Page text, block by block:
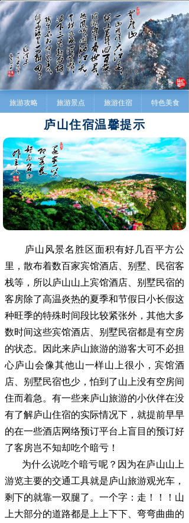
旅游攻略 旅游景点 旅游住宿 特色美食
庐山住宿温馨提示
庐山风景名胜区面积有好几百平方公
里，散布着数百家宾馆酒店、别墅、民宿客
栈等，所以庐山山上宾馆酒店、别墅民宿的
客房除了高温炎热的夏季和节假日小长假这
种旺季的特殊时间段比较紧张外，其他大多
数时间这些宾馆酒店、别墅民宿都是有空房
的状态。因此来庐山旅游的游客大可不必担
心庐山会像其他山一样山上很小，宾馆酒
店、别墅民宿也少，怕到了山上没有空房间
住而着急。有一些来庐山旅游的小伙伴在没
有了解庐山住宿的实际情况下，就提前早早
的在一些酒店网络预订平台上盲目的预订好
了客房岂不知却吃个暗亏！
为什么说吃个暗亏呢？因为在庐山山上
游览主要的交通工具就是庐山旅游观光车，
剩下的就靠一双腿了。一个字：走！！！山
上大部分的道路都是上上下下、弯弯曲曲的